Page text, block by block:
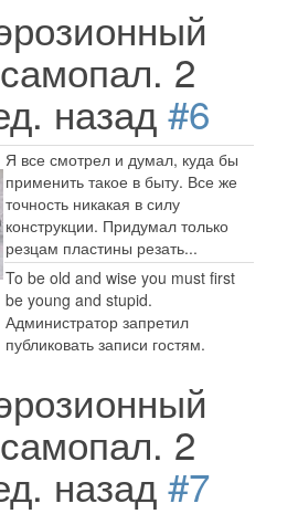
2
назад #6
Я все смотрел и думал, куда бы
применить такое в быту. Все же
точность никакая в силу
конструкции. Придумал только
резцам пластины резать...
To be old and wise you must first
be young and stupid.
Администратор запретил
публиковать записи гостям.
2
назад #7